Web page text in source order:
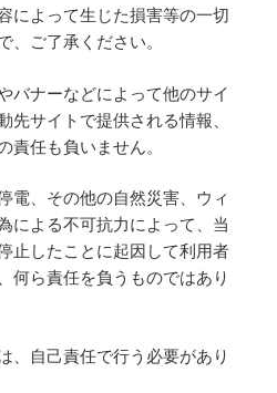
によって生じた損害等の一切
、ご了承ください。
バナーなどによって他のサイ
先サイトで提供される情報、
責任も負いません。
電、その他の自然災害、ウィ
による不可抗力によって、当
止したことに起因して利用者
何ら責任を負うものではあり
、自己責任で行う必要があり